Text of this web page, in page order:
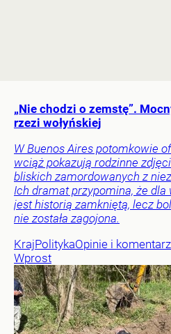
„Nie chodzi o zemstę”.
rzezi wołyńskiej
W Buenos Aires potomkowie
wciąż pokazują rodzinne
bliskich zamordowanych z
Ich dramat przypomina, że dla
jest historią zamkniętą, lecz
nie została zagojona.
KrajPolitykaOpinie i
Wprost